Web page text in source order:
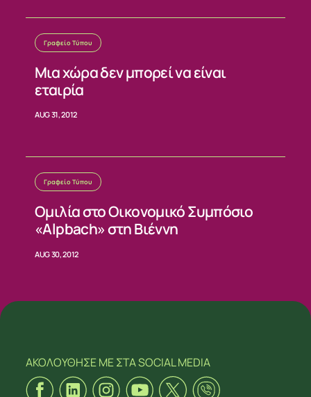
Γραφείο Τύπου
Μια χώρα δεν μπορεί να είναι
εταιρία
AUG 31, 2012
Γραφείο Τύπου
Ομιλία στο Οικονομικό Συμπόσιο
«Alpbach» στη Βιέννη
AUG 30, 2012
ΑΚΟΛΟΥΘΗΣΕ ΜΕΣΤΑ SOCIAL MEDIA